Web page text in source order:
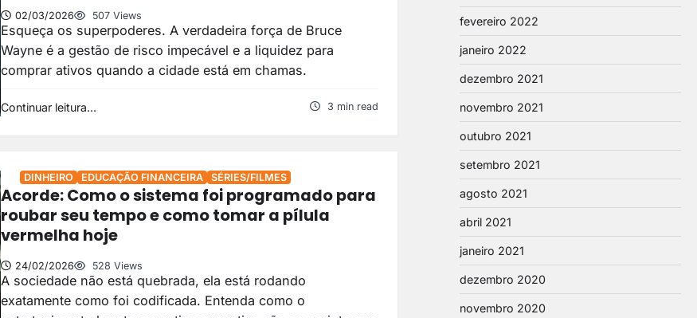
02/03/2026 507 Views
Esqueça os superpoderes. A verdadeira força de Bruce
Wayne é a gestão de risco impecável e a liquidez para
comprar ativos quando a cidade está em chamas.
Continuar leitura... 3 min read
DINHEIRO EDUCAÇÃO FINANCEIRA SÉRIES/FILMES
Acorde: Como o sistema foi programado para
roubar seu tempo e como tomar a pílula
vermelha hoje
24/02/2026 528 Views
A sociedade não está quebrada, ela está rodando
exatamente como foi codificada. Entenda como o
fevereiro 2022
janeiro 2022
dezembro 2021
novembro 2021
outubro 2021
setembro 2021
agosto 2021
abril 2021
janeiro 2021
dezembro 2020
novembro 2020